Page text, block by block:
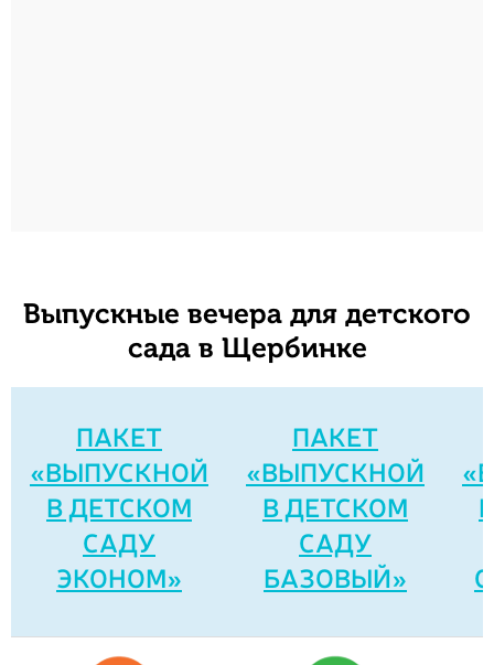
Выпускные вечера для детского
сада в Щербинке
ПАКЕТ
«ВЫПУСКНОЙ
В ДЕТСКОМ
САДУ
ЭКОНОМ»
ПАКЕТ
«ВЫПУСКНОЙ
В ДЕТСКОМ
САДУ
БАЗОВЫЙ»